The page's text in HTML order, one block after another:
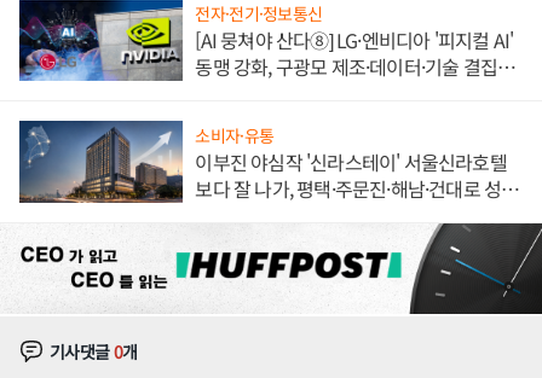
전자·전기·정보통신
[AI 뭉쳐야 산다⑧] LG·엔비디아 '피지컬 AI'
동맹 강화, 구광모 제조·데이터·기술 결집
소비자·유통
이부진 야심작 '신라스테이' 서울신라호텔
보다 잘 나가, 평택·주문진·해남·건대로 성
기사댓글0개